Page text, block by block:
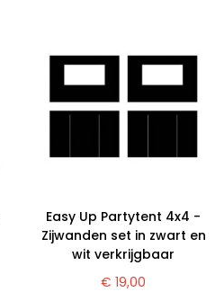
Easy Up Partytent 4x4 -
Zijwanden set in zwart en
wit verkrijgbaar
€ 19,00